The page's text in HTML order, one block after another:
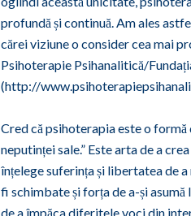
profundă și continuă. Am ales
cărei viziune o consider cea mai
Psihoterapie Psihanalitică/
(http://
Cred că psihoterapia este o formă
neputinței sale.” Este arta de a
înțelege suferința și libertatea de
fi schimbate și forța de a-și
de a împăca diferitele voci din